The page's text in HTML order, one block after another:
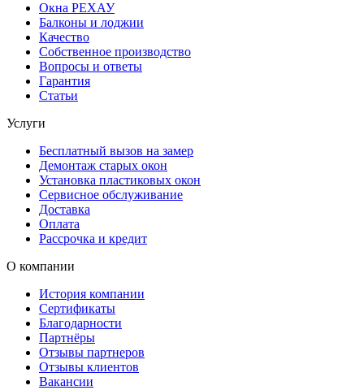
Окна РЕХАУ
Балконы и лоджии
Качество
Собственное производство
Вопросы и ответы
Гарантия
Статьи
Услуги
Бесплатный вызов на замер
Демонтаж старых окон
Установка пластиковых окон
Сервисное обслуживание
Доставка
Оплата
Рассрочка и кредит
О компании
История компании
Сертификаты
Благодарности
Партнёры
Отзывы партнеров
Отзывы клиентов
Вакансии